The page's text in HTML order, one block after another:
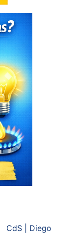
CdS | Diego